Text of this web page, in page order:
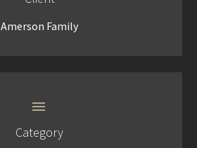
Amerson Family


Category